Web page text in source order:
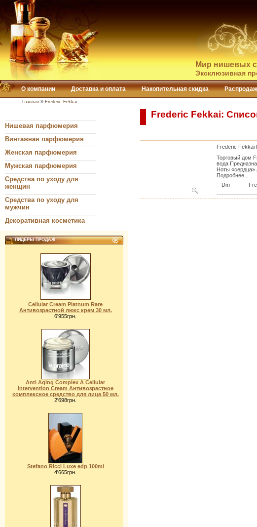
Мир нишевых
Эксклюзивная
О компании Доставка и оплата Накопительная скидка
Главная » Frederic Fekkai
Нишевая парфюмерия
Винтажная парфюмерия
Женская парфюмерия
Мужская парфюмерия
Средства по уходу для
женщин
Средства по уходу для
мужчин
Декоративная косметика
ЛИДЕРЫ ПРОДАЖ
Cellular Cream Platnum Rare
Антивозрастной люкс крем 30 мл.
6'955грн.
Anti Aging Complex A Cellular
Intervention Cream Антивозрастное
комплексное средство для лица 50 мл.
2'698грн.
Stefano Ricci Luxe edp 100ml
4'665грн.
Frederic Fekkai:
Frederic Fekkai
Торговый дом
вода
Ноты «сердца»
Подробнее...
Dm